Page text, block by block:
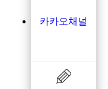
카카오채널